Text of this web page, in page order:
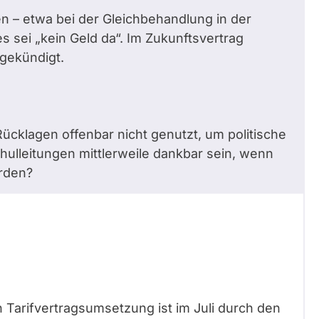
– etwa bei der Gleichbehandlung in der
sei „kein Geld da“. Im Zukunftsvertrag
offenbar nicht genutzt, um politische
mittlerweile dankbar sein, wenn
ist im Juli durch den